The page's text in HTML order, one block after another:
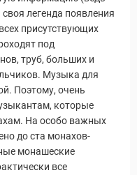
легенда появления
присутствующих
под
труб, больших и
Музыка для
Поэтому, очень
которые
На особо важных
до ста монахов-
монашеские
все